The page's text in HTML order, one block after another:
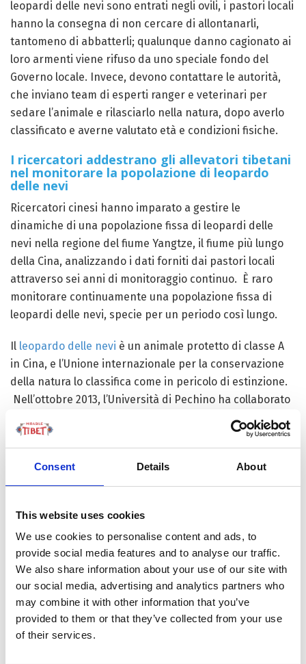
Consent Details About
This website uses cookies
We use cookies to personalise content and ads, to
provide social media features and to analyse our traffic.
We also share information about your use of our site with
our social media, advertising and analytics partners who
may combine it with other information that you’ve
provided to them or that they’ve collected from your use
of their services.
leopardi delle nevi sono entrati negli ovili, i pastori locali
hanno la consegna di non cercare di allontanarli,
tantomeno di abbatterli; qualunque danno cagionato ai
loro armenti viene rifuso da uno speciale fondo del
Governo locale. Invece, devono contattare le autorità,
che inviano team di esperti ranger e veterinari per
sedare l’animale e rilasciarlo nella natura, dopo averlo
classificato e averne valutato età e condizioni fisiche.
I ricercatori addestrano gli allevatori tibetani
nel monitorare la popolazione di leopardo
delle nevi
Ricercatori cinesi hanno imparato a gestire le
dinamiche di una popolazione fissa di leopardi delle
nevi nella regione del fiume Yangtze, il fiume più lungo
della Cina, analizzando i dati forniti dai pastori locali
attraverso sei anni di monitoraggio continuo. È raro
monitorare continuamente una popolazione fissa di
leopardi delle nevi, specie per un periodo così lungo.
Il leopardo delle nevi è un animale protetto di classe A
in Cina, e l’Unione internazionale per la conservazione
della natura lo classifica come in pericolo di estinzione.
Nell’ottobre 2013, l’Università di Pechino ha collaborato
con il Centro di Conservazione Shanshui per svolgere un
corso di monitoraggio ecologico per pastori nel villaggio
di Yunta, prefettura autonoma tibetana di Yushu, nella
provincia di Qinghai, nel Nord-Ovest della Cina.
mantenere e ricaricare le telecamere a infrarossi
installate sulle montagne ogni tre mesi, inviando quindi
i dati all’Università di Pechino. I ricercatori hanno
monitorato 23 leopardi delle nevi adulti, aiutando i
ricercatori a trovare i cambiamenti dinamici della
popolazione causati da comportamenti come la lotta
per il territorio e la migrazione.